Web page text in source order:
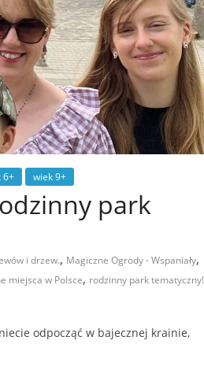
6+ wiek 9+
park
i drzew., Magiczne Ogrody - Wspaniały,
miejsca w Polsce, rodzinny park tematyczny!
odpocząć w bajecznej krainie,